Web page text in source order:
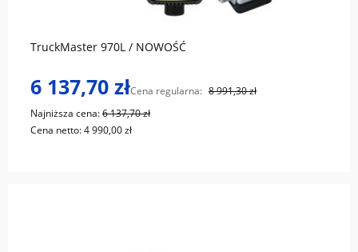
TruckMaster 970L / NOWOŚĆ
6 137,70 złCena regularna: 8 991,30 zł
Najniższa cena:6 137,70 zł
Cena netto:4 990,00 zł